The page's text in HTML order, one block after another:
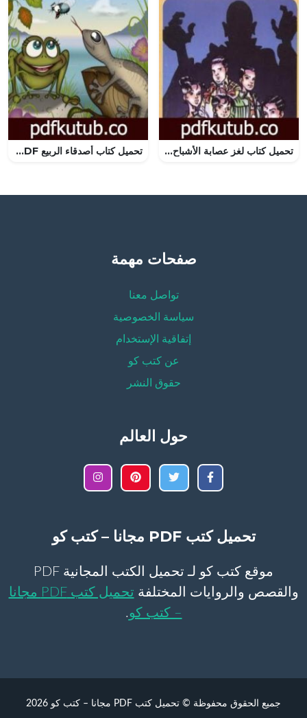
تحميل كتاب لغز عصابة الأشباح – سلسلة المغامرون الخمسة: 184 PDF تأليف محمود سالم مجانا [كامل] تحميل كتاب أصدقاء الربيع PDF تأليف كامل الكيلاني مجانا [كامل]
صفحات مهمة
تواصل معنا
سياسة الخصوصية
إتفاقية الإستخدام
عن كتب كو
حقوق النشر
حول العالم
تحميل كتب PDF مجانا – كتب كو
موقع كتب كو لـ تحميل الكتب المجانية PDF
والقصص والروايات المختلفة
تحميل كتب PDF مجانا
– كتب كو.
جميع الحقوق محفوظة © تحميل كتب PDF مجانا – كتب كو 2026